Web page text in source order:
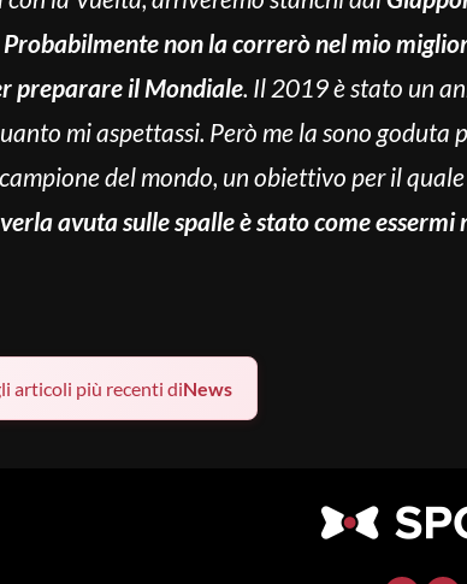
Probabilmente non la correrò nel mio
preparare il Mondiale. Il 2019 è stato un
mi aspettassi. Però me la sono goduta
del mondo, un obiettivo per il
avuta sulle spalle è stato come essermi
articoli più recenti diNews